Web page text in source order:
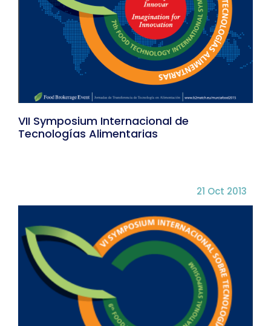
VII Symposium Internacional de
Tecnologías Alimentarias
21 Oct 2013